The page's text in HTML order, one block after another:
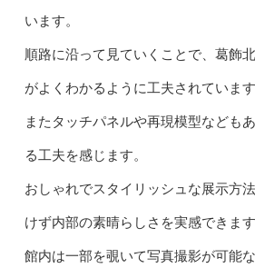
います。
順路に沿って見ていくことで、葛飾
がよくわかるように工夫されています
またタッチパネルや再現模型なども
る工夫を感じます。
おしゃれでスタイリッシュな展示方
けず内部の素晴らしさを実感できます
館内は一部を覗いて写真撮影が可能